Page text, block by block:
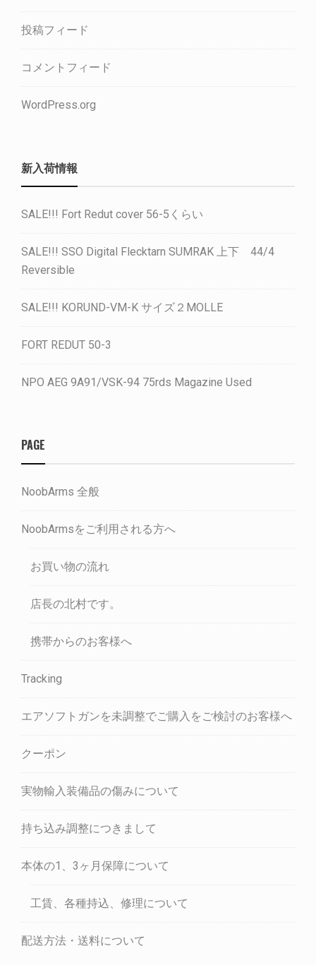
投稿フィード
コメントフィード
WordPress.org
新入荷情報
SALE!!! Fort Redut cover 56-5くらい
SALE!!! SSO Digital Flecktarn SUMRAK 上下 44/4
Reversible
SALE!!! KORUND-VM-K サイズ２MOLLE
FORT REDUT 50-3
NPO AEG 9A91/VSK-94 75rds Magazine Used
PAGE
NoobArms 全般
NoobArmsをご利用される方へ
お買い物の流れ
店長の北村です。
携帯からのお客様へ
Tracking
エアソフトガンを未調整でご購入をご検討のお客様へ
クーポン
実物輸入装備品の傷みについて
持ち込み調整につきまして
本体の1、3ヶ月保障について
工賃、各種持込、修理について
配送方法・送料について